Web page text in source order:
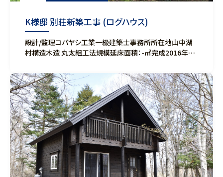
K様邸 別荘新築工事 (ログハウス)
設計/監理コバヤシ工業一級建築士事務所所在地山中湖
村構造木造 丸太組工法規模延床面積：-㎡完成2016年7